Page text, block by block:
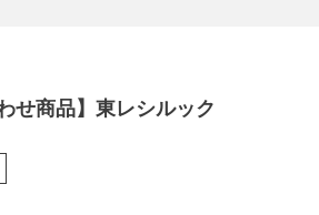
せ商品】東レシルック